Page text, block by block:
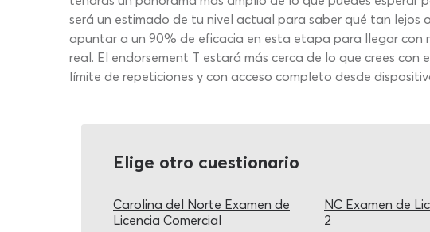
será un estimado de tu nivel actual para saber qué tan lejos
apuntar a un 90% de eficacia en esta etapa para llegar con
real. El endorsement T estará más cerca de lo que crees
límite de repeticiones y con acceso completo desde
Elige otro cuestionario
Carolina del Norte Examen de
Licencia Comercial
NC Examen de
2